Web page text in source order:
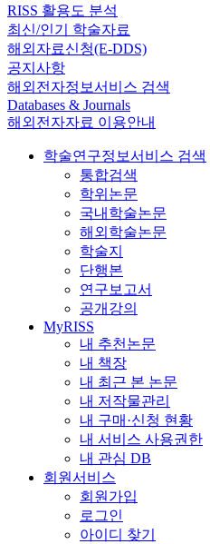
RISS 활용도 분석
최신/인기 학술자료
해외자료신청(E-DDS)
공지사항
해외전자정보서비스 검색
Databases & Journals
해외전자자료 이용안내
학술연구정보서비스 검색
통합검색
학위논문
국내학술논문
해외학술논문
학술지
단행본
연구보고서
공개강의
MyRISS
내 추천논문
내 책장
내 최근 본 논문
내 저작물관리
내 구매·신청 현황
내 서비스 사용권한
내 관심 DB
회원서비스
회원가입
로그인
아이디 찾기